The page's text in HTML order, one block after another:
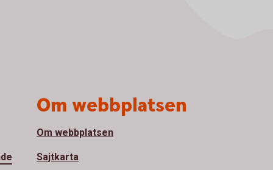
Om webbplatsen
Om webbplatsen
Sajtkarta